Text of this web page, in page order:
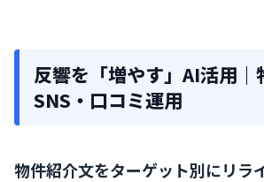
反響を「増やす」AI活用｜
SNS・口コミ運用
物件紹介文をターゲット別にリラ